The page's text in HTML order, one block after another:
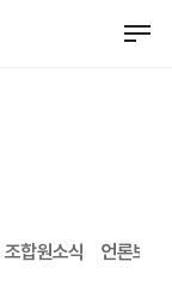
조합원소식 언론보도